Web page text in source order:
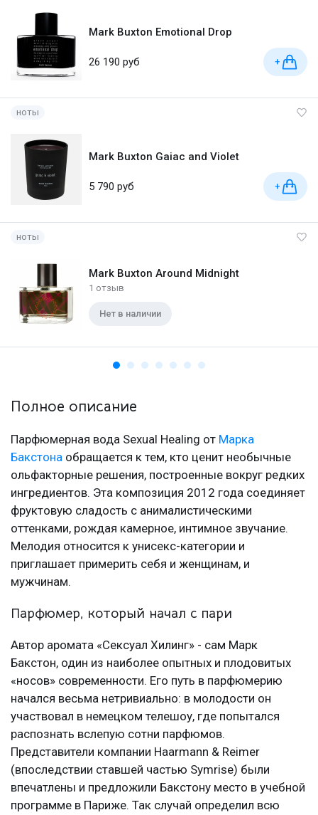
Mark Buxton Emotional Drop
26 190 руб +
ноты
Mark Buxton Gaiac and Violet
5 790 руб +
ноты
Mark Buxton Around Midnight
1 отзыв
Нет в наличии
Полное описание
Парфюмерная вода Sexual Healing от Марка
Бакстона обращается к тем, кто ценит необычные
ольфакторные решения, построенные вокруг редких
ингредиентов. Эта композиция 2012 года соединяет
фруктовую сладость с анималистическими
оттенками, рождая камерное, интимное звучание.
Мелодия относится к унисекс-категории и
приглашает примерить себя и женщинам, и
мужчинам.
Парфюмер, который начал с пари
Автор аромата «Сексуал Хилинг» - сам Марк
Бакстон, один из наиболее опытных и плодовитых
«носов» современности. Его путь в парфюмерию
начался весьма нетривиально: в молодости он
участвовал в немецком телешоу, где попытался
распознать вслепую сотни парфюмов.
Представители компании Haarmann & Reimer
(впоследствии ставшей частью Symrise) были
впечатлены и предложили Бакстону место в учебной
программе в Париже. Так случай определил всю